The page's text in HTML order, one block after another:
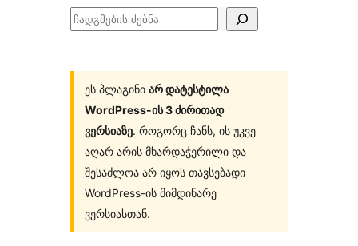
ჩადგმების
ეს პლაგინი არ დატესტილა
WordPress-ის 3 ძირითად
ვერსიაზე. როგორც ჩანს, ის უკვე
აღარ არის მხარდაჭერილი და
შესაძლოა არ იყოს თავსებადი
WordPress-ის მიმდინარე
ვერსიასთან.